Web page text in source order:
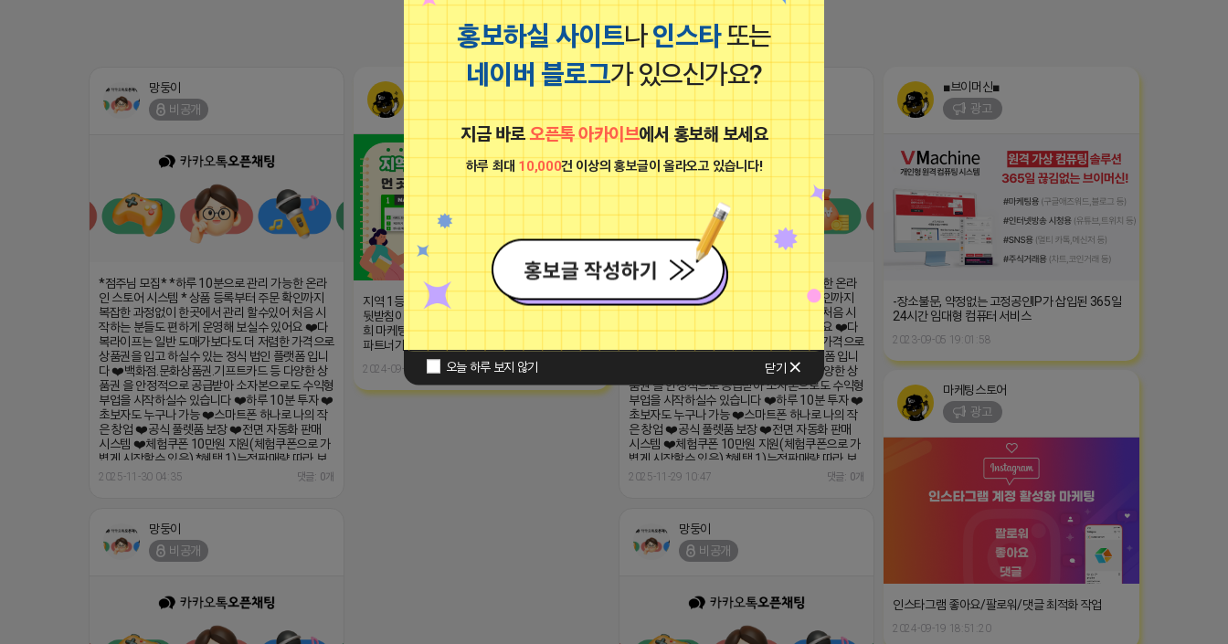
홍보하실 사이트나인스타또는
네이버 블로그가 있으신가요?
지금 바로오픈톡 아카이브에서 홍보해 보세요
하루 최대10,000건 이상의 홍보글이 올라오고 있습니다!
오늘 하루 보지 않기 닫기
*점주님 모집* *하루 10분으로 관리 가능한 온라
인 스토어 시스템 * 상품 등록부터 주문 확인까지
복잡한 과정없이 한곳에서 관리 할수있어 처음 시
작하는 분들도 편하게 운영해 보실수 있어요 ❤️다
상품권을 입고 하실수 있는 정식 법인 플랫폼 입니
다 ❤️백화점.문화상품권.기프트카드 등 다양한 상
품권 을 안정적으로 공급받아 소자본으로도 수익형
부업을 시작하실수 있습니다 ❤️하루 10분 투자 ❤️
초보자도 누구나 가능 ❤️스마트폰 하나로 나의 작
은 창업 ❤️공식 풀렛품 보장 ❤️전면 자동화 판매
시스템 ❤️체험쿠폰 10만원 지원(체험쿠폰으로 가
볍게 시작할수 있음) *혜택 1)누적판매량 따라 보
너스 지급 (1만원~800만원) 2)승급시 매달 월급
지급 (5만원~100만원) 3)지인 추천시 5만원 상품
권 지급
https://open.kakao.com/o/g3W2Ig4h
2025-11-30 04:35 댓글: 0개
마케팅스토어
광고
지역 1등 먼 곳에 있지 않습니다. 플레이스 순위가
뒷받침이 된다면 매출은 승승장구하게 됩니다. 저
희 마케팅스토어는 매출 승승장구에 있어서 최고의
파트너가 되어드리겠습니다.
2024-09-20 15:17:27
망둥이
비공개
*점주님 모집* *하루 10분으로 관리 가능한 온라
인 스토어 시스템 * 상품 등록부터 주문 확인까지
복잡한 과정없이 한곳에서 관리 할수있어 처음 시
작하는 분들도 편하게 운영해 보실수 있어요 ❤️다
복라이프는 일반 도매가보다도 더 저렴한 가격으로
상품권을 입고 하실수 있는 정식 법인 플랫폼 입니
다 ❤️백화점.문화상품권.기프트카드 등 다양한 상
품권 을 안정적으로 공급받아 소자본으로도 수익형
부업을 시작하실수 있습니다 ❤️하루 10분 투자 ❤️
초보자도 누구나 가능 ❤️스마트폰 하나로 나의 작
은 창업 ❤️공식 풀렛품 보장 ❤️전면 자동화 판매
시스템 ❤️체험쿠폰 10만원 지원(체험쿠폰으로 가
볍게 시작할수 있음) *혜택 1)누적판매량 따라 보
너스 지급 (1만원~800만원) 2)승급시 매달 월급
지급 (5만원~100만원) 3)지인 추천시 5만원 상품
권 지급 https://open.kakao.com/o/gOUErl0h
2025-11-29 10:47 댓글: 0개
-장소불문, 약정없는 고정공인IP가 삽입된 365일
24시간 임대형 컴퓨터 서비스
2023-09-05 19:01:58
마케팅스토어
광고
인스타그램 좋아요/팔로워/댓글 최적화 작업
망둥이
비공개
망둥이
비공개
■파트너스애드온■
광고